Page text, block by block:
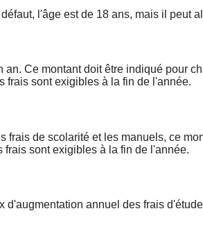
l'âge est de 18 ans, mais il peut
Ce montant doit être indiqué pour
frais sont exigibles à la fin de l'année.
de scolarité et les manuels, ce
sont exigibles à la fin de l'année.
annuel des frais